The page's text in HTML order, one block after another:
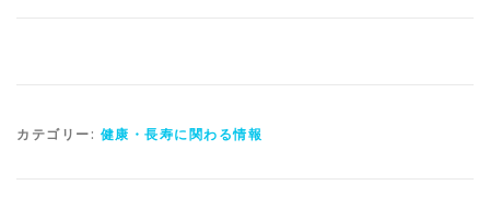
カテゴリー: 健康・長寿に関わる情報